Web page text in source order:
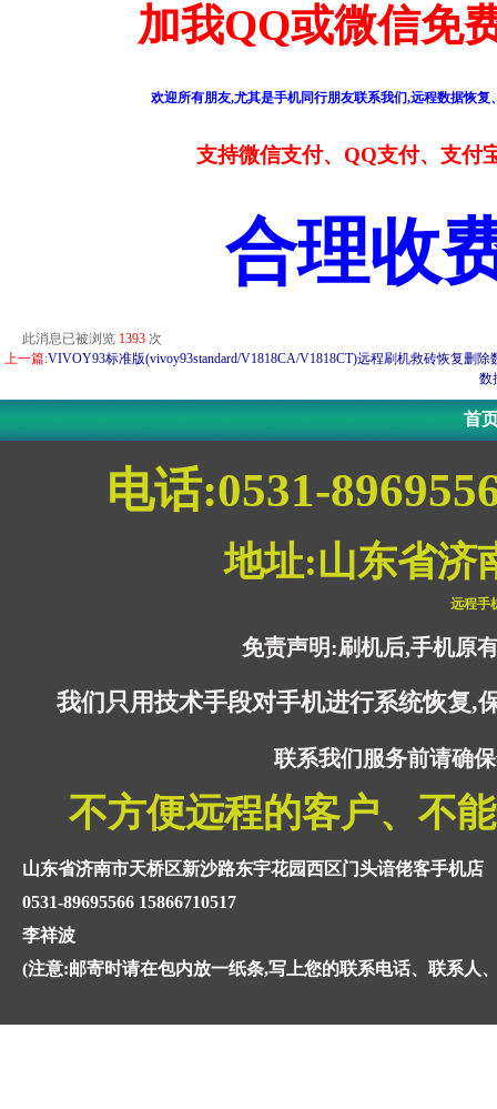
加我QQ或微信免
欢迎所有朋友,尤其是手机同行朋友联系我们,远程数据恢
支持微信支付、QQ支付、支付
合理收
此消息已被浏览 1393 次
上一篇:VIVOY93标准版(vivoy93standard/V1818CA/V1818CT)远程刷机救砖恢复删
数
首
电话:0531-
地址:山东省济
远程手
免责声明:刷机后,手机原
我们只用技术手段对手机进行系统恢复,
联系我们服务前请确
不方便远程的客户、不
山东省济南市天桥区新沙路东宇花园西区门头谙佬客手机店
0531-89695566 15866710517
李祥波
(注意:邮寄时请在包内放一纸条,写上您的联系电话、联系人